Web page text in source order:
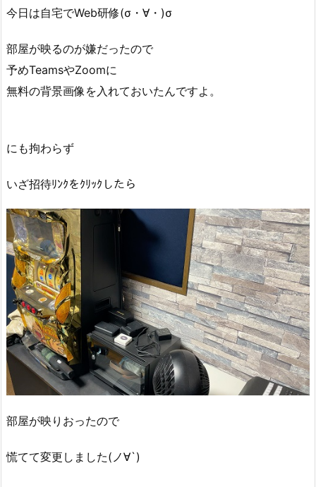
今日は自宅でWeb研修(σ・∀・)σ
部屋が映るのが嫌だったので
予めTeamsやZoomに
無料の背景画像を入れておいたんですよ。
にも拘わらず
いざ招待ﾘﾝｸをｸﾘｯｸしたら
部屋が映りおったので
慌てて変更しました(ノ∀`)